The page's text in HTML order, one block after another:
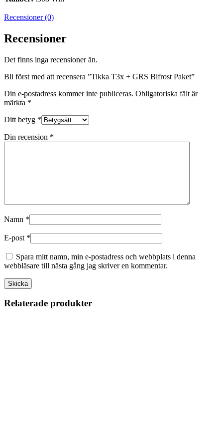
Recensioner (0)
Recensioner
Det finns inga recensioner än.
Bli först med att recensera ”Tikka T3x + GRS Bifrost Paket”
Din e-postadress kommer inte publiceras. Obligatoriska fält är
märkta *
Ditt betyg *
Din recension *
Namn *
E-post *
Spara mitt namn, min e-postadress och webbplats i denna
webbläsare till nästa gång jag skriver en kommentar.
Relaterade produkter